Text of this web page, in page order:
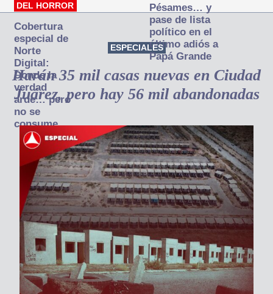
DEL HORROR
Cobertura
especial de
Norte
Digital:
Donde la
verdad
arde… pero
no se
consume
Pésames… y
pase de lista
político en el
último adiós a
Papá Grande
ESPECIALES
Harán 35 mil casas nuevas en Ciudad
Juárez, pero hay 56 mil abandonadas